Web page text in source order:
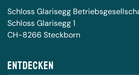
Schloss Glarisegg
Schloss Glarisegg 1
CH-8266 Steckborn
Entdecken